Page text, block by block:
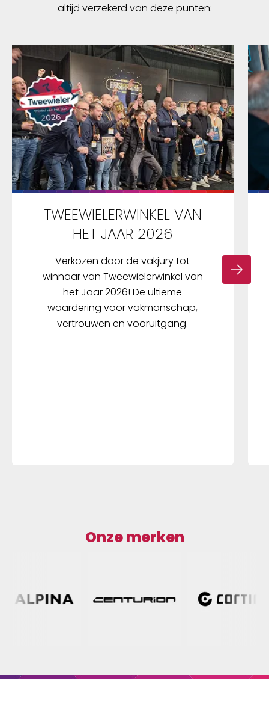
altijd verzekerd van deze punten:
TWEEWIELERWINKEL VAN
HET JAAR 2026
Verkozen door de vakjury tot
winnaar van Tweewielerwinkel van
het Jaar 2026! De ultieme
waardering voor vakmanschap,
vertrouwen en vooruitgang.
Onze merken